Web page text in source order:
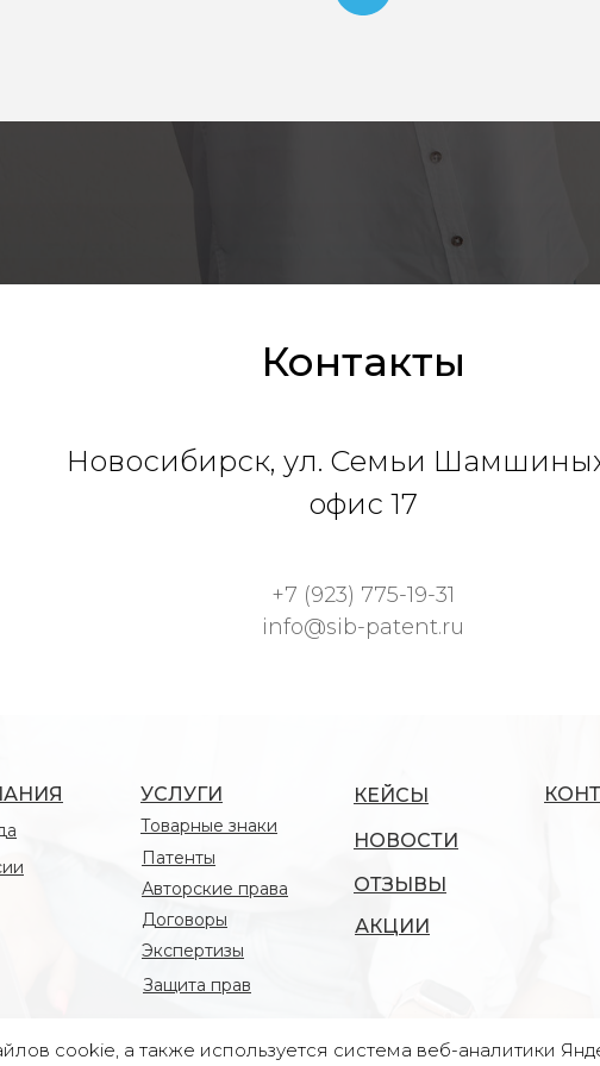
Контакты
Новосибирск, ул. Семьи
офис 17
+7 (923) 775-19-31
info@sib-patent.ru
УСЛУГИ
ОТЗЫВЫ
АКЦИИ
НОВОСТИ
КЕЙСЫ
Товарные знаки
Патенты
Авторские права
Договоры
Экспертизы
Защита прав
cookie, а также используется система веб-аналитики